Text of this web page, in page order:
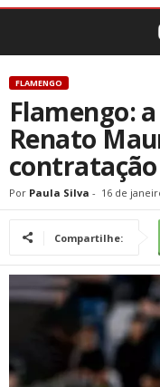
FLAMENGO
Flamengo:
Renato
Por Paula Silva - 16 de
Compartilhe: